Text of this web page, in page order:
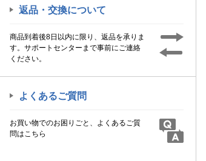
返品・交換について
商品到着後8日以内に限り、返品を承りま
す。サポートセンターまで事前にご連絡
ください。
よくあるご質問
お買い物でのお困りごと、よくあるご質
問はこちら